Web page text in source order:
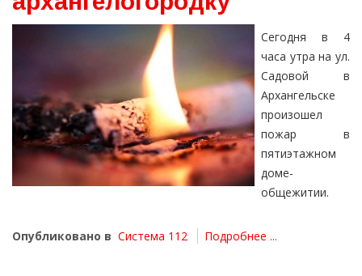
Сегодня в 4
часа утра на ул.
Садовой в
Архангельске
произошел
пожар в
пятиэтажном
доме-
общежитии.
Опубликовано в Система 112 Подробнее ...